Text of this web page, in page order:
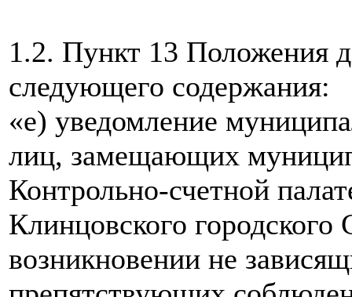
1.2. Пункт 13 Положения
следующего содержания:
«е) уведомление
лиц, замещающих
Контрольно-счетной
Клинцовского
возникновении не